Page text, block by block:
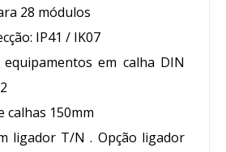
28 módulos
IP41 / IK07
em calha DIN
calhas 150mm
ligador T/N . Opção ligador